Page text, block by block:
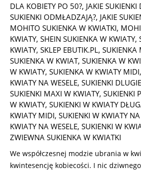
DLA KOBIETY PO 50?, JAKIE
SUKIENKI ODMŁADZAJĄ?, JAKIE
MOHITO SUKIENKA W KWIATKI,
KWIATY, SHEIN SUKIENKA W KWIATY,
KWIATY, SKLEP EBUTIK.PL, SUKIENKA
SUKIENKA W KWIAT, SUKIENKA W
W KWIATY, SUKIENKA W KWIATY MIDI,
KWIATY NA WESELE, SUKIENKI
SUKIENKI MAXI W KWIATY, SUKIENKI
W KWIATY, SUKIENKI W KWIATY
KWIATY MIDI, SUKIENKI W KWIATY
KWIATY NA WESELE, SUKIENKI W
ZWIEWNA SUKIENKA W KWIATKI
We współczesnej modzie ubrania w
kwintesencję kobiecości. I nic